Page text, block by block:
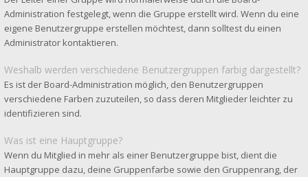
Administration festgelegt, wenn die Gruppe erstellt wird. Wenn du eine
eigene Benutzergruppe erstellen möchtest, dann solltest du einen
Administrator kontaktieren.
Weshalb werden verschiedene Benutzergruppen farbig dargestellt?
Es ist der Board-Administration möglich, den Benutzergruppen
verschiedene Farben zuzuteilen, so dass deren Mitglieder leichter zu
identifizieren sind.
Was ist eine Hauptgruppe?
Wenn du Mitglied in mehr als einer Benutzergruppe bist, dient die
Hauptgruppe dazu, deine Gruppenfarbe sowie den Gruppenrang, der